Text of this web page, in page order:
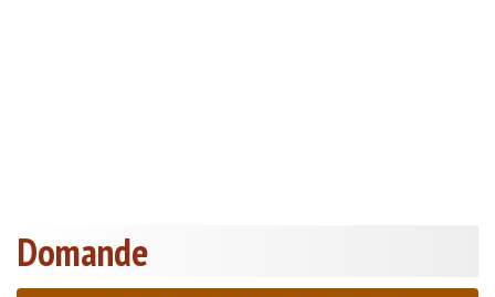
Domande